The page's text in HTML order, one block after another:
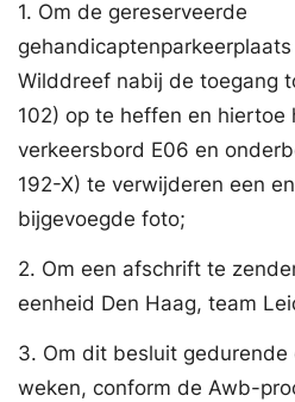
1. Om de gereserveerde
Wilddreef nabij de toegang
102) op te heffen en
verkeersbord E06 en
192-X) te verwijderen een
bijgevoegde foto;
2. Om een afschrift te
eenheid Den Haag, team
3. Om dit besluit gedurende
weken, conform de Awb-